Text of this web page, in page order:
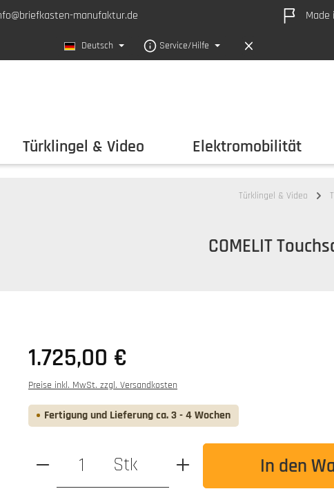
manufaktur.de Made
Deutsch Service/Hilfe
Türklingel & Video Elektromobilität
Türklingel & Video
COMELIT
Regulärer Preis:
1.725,00 €
Preise inkl. MwSt. zzgl. Versandkosten
Fertigung und Lieferung ca. 3 - 4 Wochen
Produkt Anzahl: Gib den gewünschten Wert
Stk In den